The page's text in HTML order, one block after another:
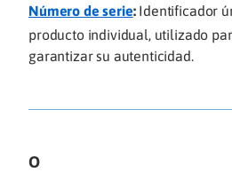
Número de serie: Identificador
producto individual, utilizado
garantizar su autenticidad.
O